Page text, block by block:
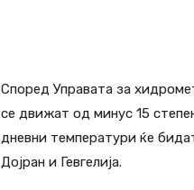
Според Управата за
се движат од минус 15
дневни температури ќе
Дојран и Гевгелија.